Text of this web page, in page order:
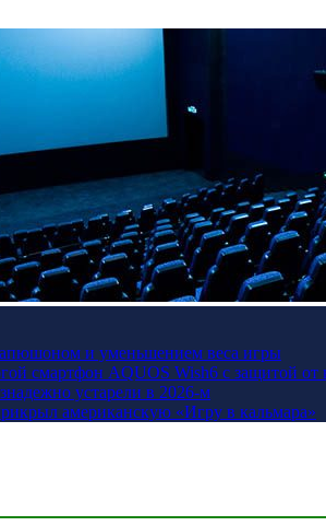
и уменьшением веса игры
смартфон AQUOS Wish6 с защитой от
устарели в 2026-м
американскую «Игру в кальмара»